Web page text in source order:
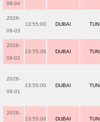
08-04
2026-
08-03
13:55:00 DUBAI
2026-
08-02
13:55:00 DUBAI
2026-
08-01
13:55:00 DUBAI
2026-
13:55:00 DUBAI